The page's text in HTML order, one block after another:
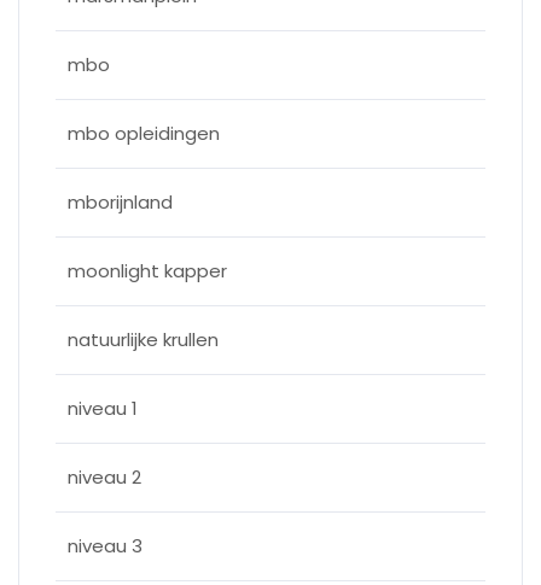
mbo
mbo opleidingen
mborijnland
moonlight kapper
natuurlijke krullen
niveau 1
niveau 2
niveau 3